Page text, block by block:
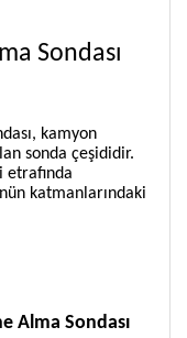
Sondası
kamyon
sonda çeşididir.
etrafında
katmanlarındaki
Alma Sondası